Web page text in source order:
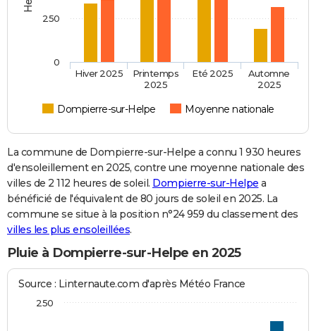
Dompierre-sur-Helpe Moyenne nationale
Hiver 2025
Printemps
2025
Eté 2025
Automne
2025
0
250
La commune de Dompierre-sur-Helpe a connu 1 930 heures
d'ensoleillement en 2025, contre une moyenne nationale des
villes de 2 112 heures de soleil. Dompierre-sur-Helpe a
bénéficié de l'équivalent de 80 jours de soleil en 2025. La
commune se situe à la position n°24 959 du classement des
villes les plus ensoleillées.
Pluie à Dompierre-sur-Helpe en 2025
Source : Linternaute.com d'après Météo France
250